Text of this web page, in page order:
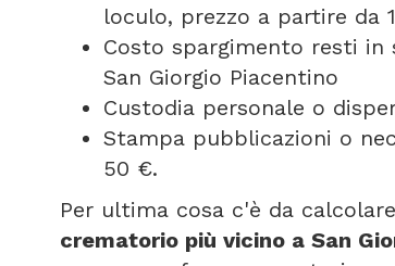
loculo, prezzo a partire da
Costo spargimento resti
San Giorgio Piacentino
Custodia personale o
Stampa pubblicazioni o
50 €.
Per ultima cosa c'è da
crematorio più vicino a San